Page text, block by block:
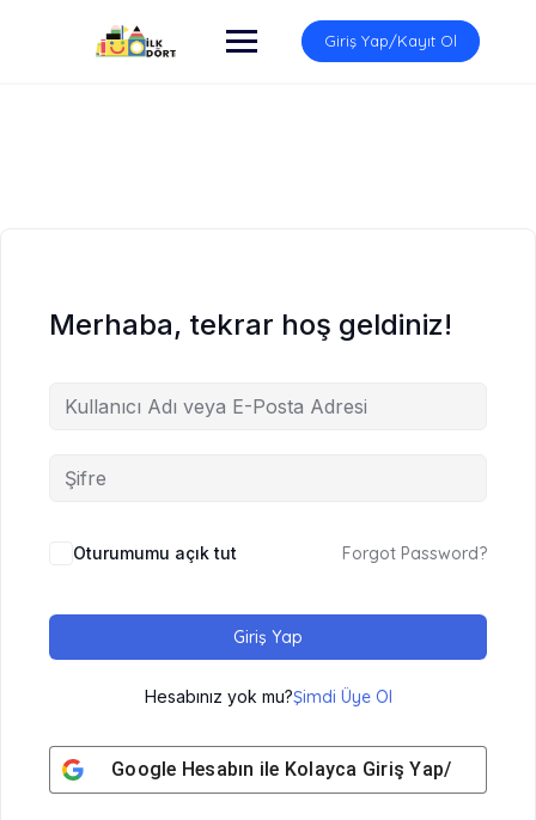
Giriş Yap/Kayıt Ol
Merhaba, tekrar hoş geldiniz!
Oturumumu açık tut Forgot Password?
Giriş Yap
Hesabınız yok mu?Şimdi Üye Ol
Google Hesabın ile Kolayca Giriş Yap/ Üye Ol